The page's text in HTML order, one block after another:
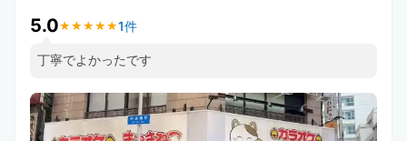
5.0★ ★ ★ ★ ★
★ ★ ★ ★ ★1件
丁寧でよかったです